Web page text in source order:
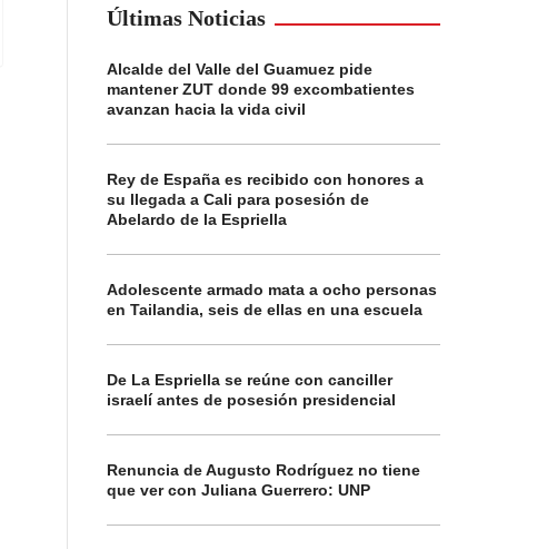
Últimas Noticias
Alcalde del Valle del Guamuez pide
mantener ZUT donde 99 excombatientes
avanzan hacia la vida civil
Rey de España es recibido con honores a
su llegada a Cali para posesión de
Abelardo de la Espriella
Adolescente armado mata a ocho personas
en Tailandia, seis de ellas en una escuela
De La Espriella se reúne con canciller
israelí antes de posesión presidencial
Renuncia de Augusto Rodríguez no tiene
que ver con Juliana Guerrero: UNP